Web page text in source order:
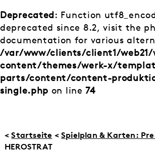
Deprecated: Function
deprecated since 8.2, visit the
documentation for various
/var/www/clients/client1/
content/themes/werk-x/
parts/content/content-
single.php on line74
<Startseite < Spielplan & Karten:
HEROSTRAT